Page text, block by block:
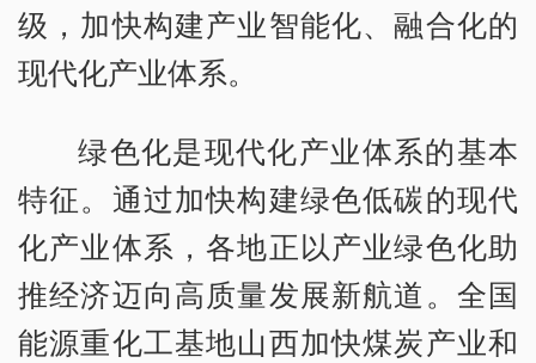
级，加快构建产业智能化、融合化的
现代化产业体系。
绿色化是现代化产业体系的基本
特征。通过加快构建绿色低碳的现代
化产业体系，各地正以产业绿色化助
推经济迈向高质量发展新航道。全国
能源重化工基地山西加快煤炭产业和